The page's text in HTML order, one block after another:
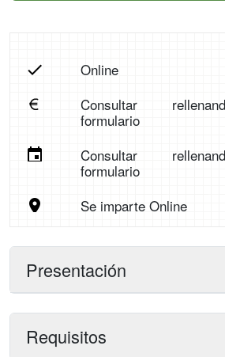
Online
Consultar
formulario
Consultar
formulario
Se imparte Online
Presentación
Requisitos